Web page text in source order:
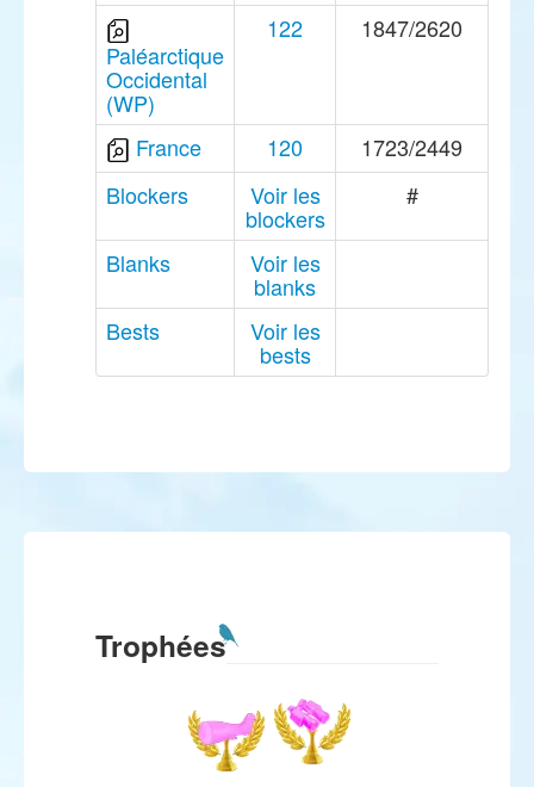
Paléarctique
Occidental
(WP)
122 1847/2620
France 120
1723/2449
Blockers
Voir les
blockers
#
Blanks Voir les
blanks
Bests
Voir les
bests
Trophées